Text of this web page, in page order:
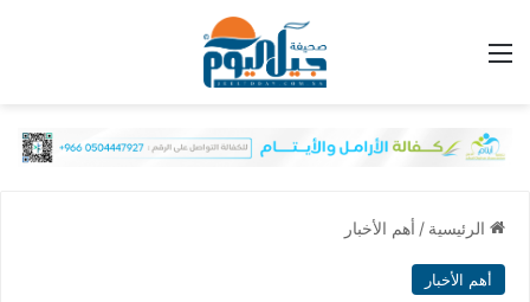
الرئيسية / أهم الأخبار
أهم الأخبار